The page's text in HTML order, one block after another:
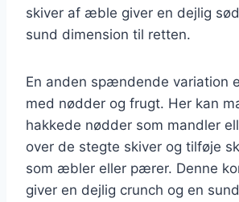
skiver af æble giver en dejlig
sund dimension til retten.
En anden spændende variation
med nødder og frugt. Her kan
hakkede nødder som mandler
over de stegte skiver og tilføje
som æbler eller pærer. Denne
giver en dejlig crunch og en